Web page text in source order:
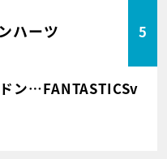
ハーツ 5
ン…FANTASTICSv